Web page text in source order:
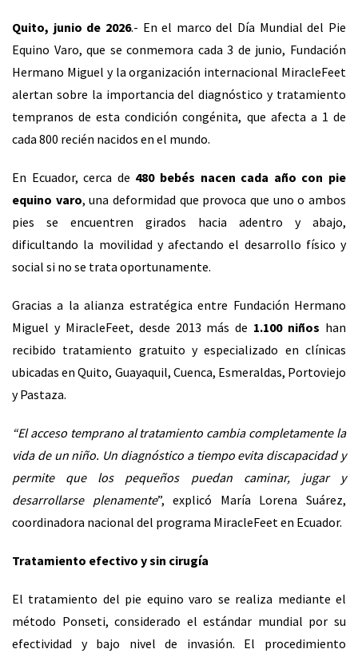
Quito, junio de 2026.- En el marco del Día Mundial del Pie
Equino Varo, que se conmemora cada 3 de junio, Fundación
Hermano Miguel y la organización internacional MiracleFeet
alertan sobre la importancia del diagnóstico y tratamiento
tempranos de esta condición congénita, que afecta a 1 de
cada 800 recién nacidos en el mundo.
En Ecuador, cerca de 480 bebés nacen cada año con pie
equino varo, una deformidad que provoca que uno o ambos
pies se encuentren girados hacia adentro y abajo,
dificultando la movilidad y afectando el desarrollo físico y
social si no se trata oportunamente.
Gracias a la alianza estratégica entre Fundación Hermano
Miguel y MiracleFeet, desde 2013 más de 1.100 niños han
recibido tratamiento gratuito y especializado en clínicas
ubicadas en Quito, Guayaquil, Cuenca, Esmeraldas, Portoviejo
y Pastaza.
“El acceso temprano al tratamiento cambia completamente la
vida de un niño. Un diagnóstico a tiempo evita discapacidad y
permite que los pequeños puedan caminar, jugar y
desarrollarse plenamente”, explicó María Lorena Suárez,
coordinadora nacional del programa MiracleFeet en Ecuador.
Tratamiento efectivo y sin cirugía
El tratamiento del pie equino varo se realiza mediante el
método Ponseti, considerado el estándar mundial por su
efectividad y bajo nivel de invasión. El procedimiento